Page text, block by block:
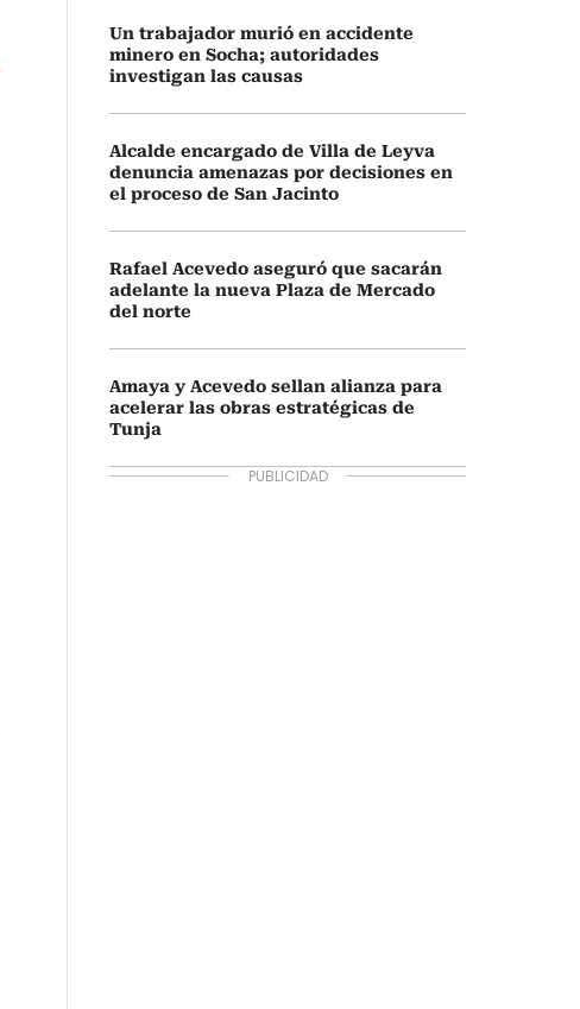
Un trabajador murió en accidente
minero en Socha; autoridades
investigan las causas
Alcalde encargado de Villa de Leyva
denuncia amenazas por decisiones en
el proceso de San Jacinto
Rafael Acevedo aseguró que sacarán
adelante la nueva Plaza de Mercado
del norte
Amaya y Acevedo sellan alianza para
acelerar las obras estratégicas de
Tunja